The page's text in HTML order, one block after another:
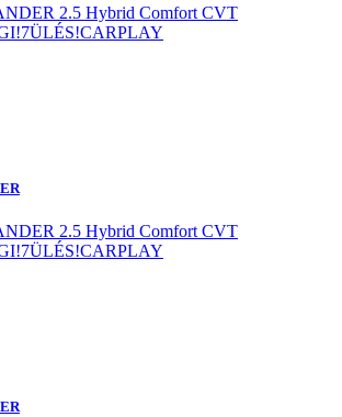
2.5 Hybrid Comfort CVT
2.5 Hybrid Comfort CVT